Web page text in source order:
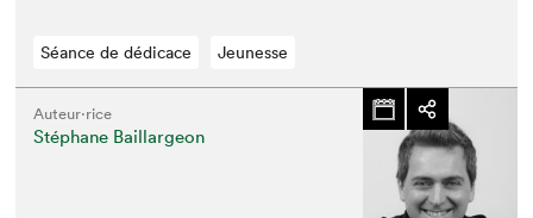
Séance de dédicace Jeunesse
Auteur·rice
Stéphane Baillargeon